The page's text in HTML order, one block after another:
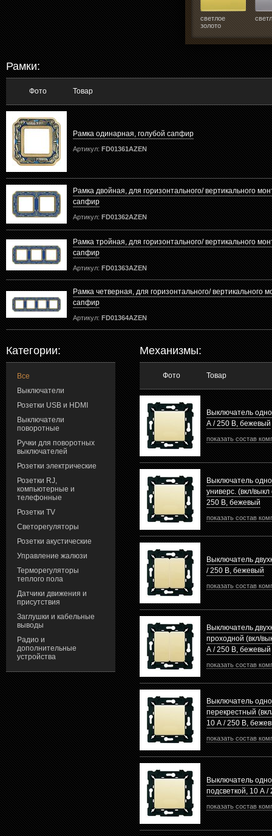
светлое
золото
Рамки:
Фото Товар
Рамка одинарная, голубой сапфир
Артикул: FD01361AZEN
Рамка двойная, для горизонтального/ вертикального
сапфир
Артикул: FD01362AZEN
Рамка тройная, для горизонтального/ вертикального
сапфир
Артикул: FD01363AZEN
Рамка четверная, для горизонтального/ вертикального
сапфир
Артикул: FD01364AZEN
Категории:
Все
Выключатели
Розетки USB и HDMI
Выключатели
поворотные
Ручки для поворотных
выключателей
Розетки электрические
Розетки RJ,
компьютерные и
телефонные
Розетки TV
Светорегуляторы
Розетки акустические
Управление жалюзи
Терморегуляторы
теплого пола
Датчики движения и
присутствия
Заглушки и кабельные
выводы
Радио и
дополнительные
устройства
Механизмы:
Фото Товар
Выключатель
А / 250 В, бежевый
показать состав
Выключатель
универс. (вкл/
250 В, бежевый
показать состав
Выключатель
/ 250 В, бежевый
показать состав
Выключатель
проходной (вкл/
А / 250 В, бежевый
показать состав
Выключатель
перекрестный
10 А / 250 В,
показать состав
Выключатель
подсветкой, 10 А
показать состав